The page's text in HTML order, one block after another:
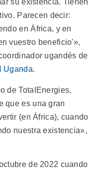
su existencia. Tienen
Parecen decir:
en África, y en
vuestro beneficio'»,
ugandés de
Uganda.
de TotalEnergies,
que es una gran
(en África), cuando
nuestra existencia»,
de 2022 cuando